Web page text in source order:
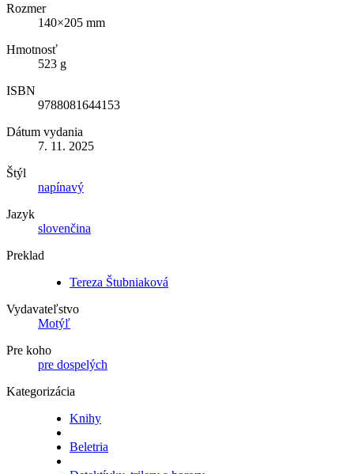
Rozmer
140×205 mm
Hmotnosť
523 g
ISBN
9788081644153
Dátum vydania
7. 11. 2025
Štýl
napínavý
Jazyk
slovenčina
Preklad
Tereza Štubniaková
Vydavateľstvo
Motýľ
Pre koho
pre dospelých
Kategorizácia
Knihy
Beletria